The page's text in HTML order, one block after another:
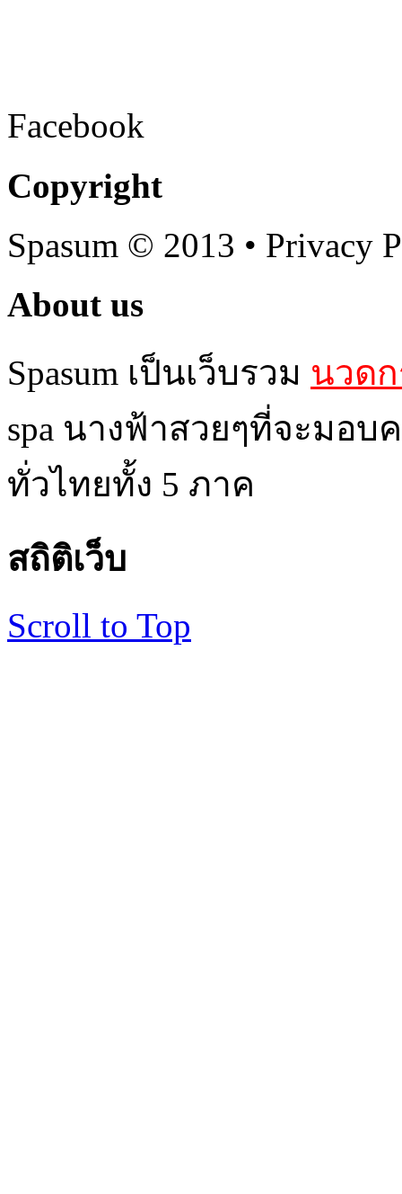
Facebook
Copyright
Spasum © 2013 • Privacy
About us
Spasum เป็นเว็บรวม นวด
spa นางฟ้าสวยๆที่จะมอ
ทั่วไทยทั้ง 5 ภาค
สถิติเว็บ
Scroll to Top